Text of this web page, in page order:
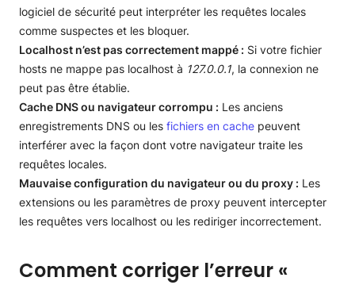
logiciel de sécurité peut interpréter les requêtes locales
comme suspectes et les bloquer.
Localhost n’est pas correctement mappé : Si votre fichier
hosts ne mappe pas localhost à 127.0.0.1, la connexion ne
peut pas être établie.
Cache DNS ou navigateur corrompu : Les anciens
enregistrements DNS ou les fichiers en cache peuvent
interférer avec la façon dont votre navigateur traite les
requêtes locales.
Mauvaise configuration du navigateur ou du proxy : Les
extensions ou les paramètres de proxy peuvent intercepter
les requêtes vers localhost ou les rediriger incorrectement.
Comment corriger l’erreur «